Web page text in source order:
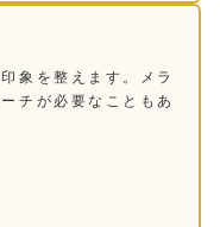
象を整えます。メラ
チが必要なこともあ